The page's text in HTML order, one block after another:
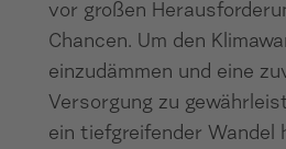
vor großen
Chancen. Um den
einzudämmen und eine
Versorgung zu
ein tiefgreifender Wandel